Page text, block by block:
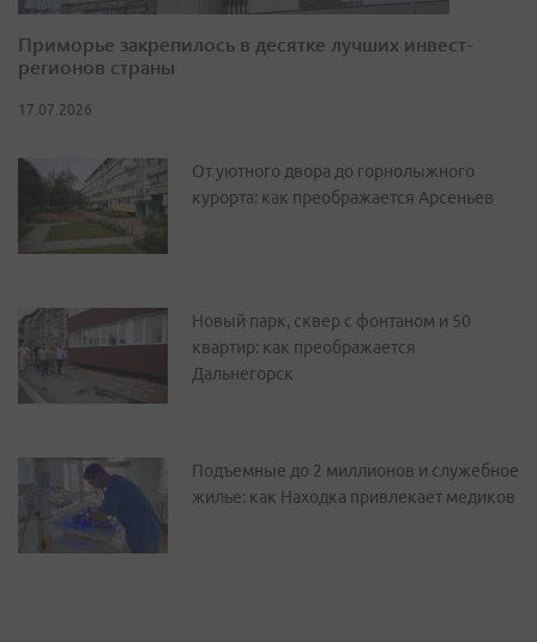
Приморье закрепилось в десятке лучших инвест-
регионов страны
17.07.2026
От уютного двора до горнолыжного
курорта: как преображается Арсеньев
Новый парк, сквер с фонтаном и 50
квартир: как преображается
Дальнегорск
Подъемные до 2 миллионов и служебное
жилье: как Находка привлекает медиков